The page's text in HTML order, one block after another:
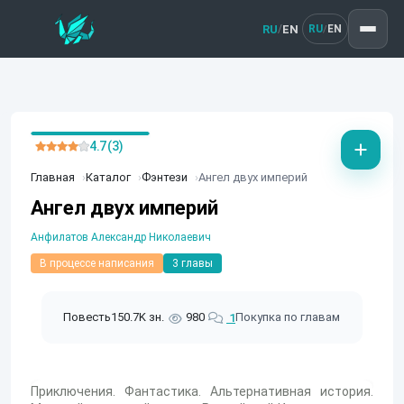
RU/EN RU/ EN
Главная Каталог Фэнтези Ангел двух империй
Ангел двух империй
Анфилатов Александр Николаевич
В процессе написания 3 главы
Повесть150.7K зн. 980 1Покупка по главам
4.7 (3)
Приключения. Фантастика. Альтернативная история.